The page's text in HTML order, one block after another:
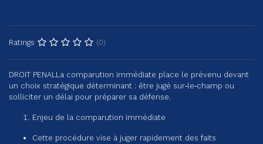
Ratings (0)
DROIT PENALLa comparution immédiate place le prévenu devant
un choix stratégique déterminant : être jugé sur‑le‑champ ou
solliciter un délai pour préparer sa défense.
Enjeu de la comparution immédiate
Cette procédure vise à juger rapidement des faits